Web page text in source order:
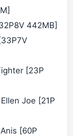
442MB]
[23P
Joe [21P
[60P